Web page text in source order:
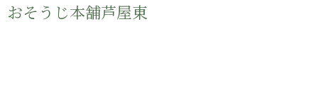
おそうじ本舗芦屋東